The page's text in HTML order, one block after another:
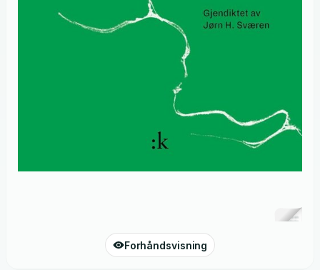
Forhåndsvisning